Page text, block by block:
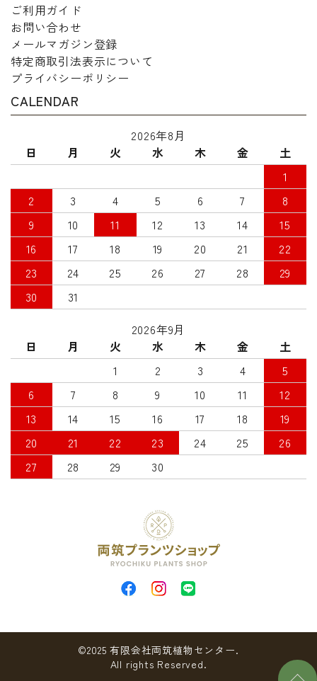
ご利用ガイド
お問い合わせ
メールマガジン登録
特定商取引法表示について
プライバシーポリシー
CALENDAR
2026年8月
日
月 火 水 木 金
土
1
2
3 4 5 6 7
8
9
10 11 12 13 14
15
16
17 18 19 20 21
22
23
24 25 26 27 28
29
30
31
2026年9月
日
月 火 水 木 金
土
1
2 3 4
5
6
7 8 9 10 11
12
13
14 15 16 17 18
19
20
21 22 23 24 25
26
27
28 29 30
©2025 有限会社両筑植物センター.
All rights Reserved.